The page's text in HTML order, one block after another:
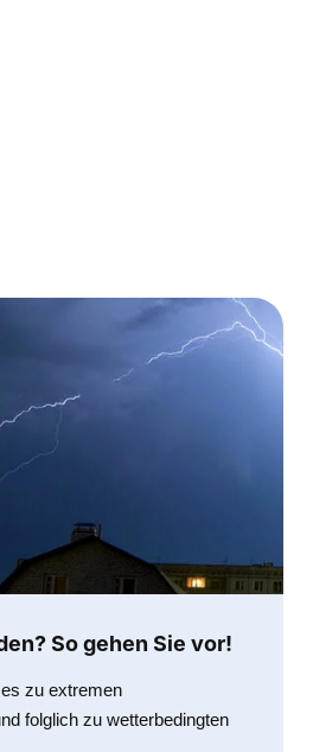
So gehen Sie vor!
zu extremen
folglich zu wetterbedingten